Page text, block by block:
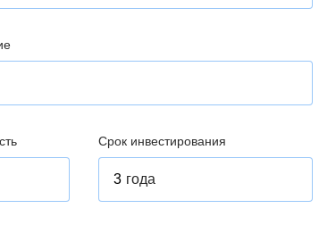
Срок инвестирования
года